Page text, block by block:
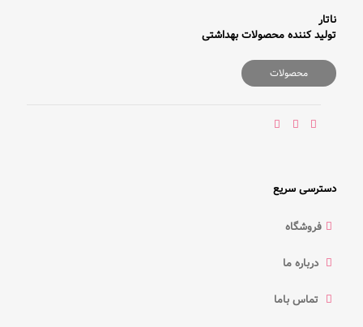
ناتار
تولید کننده محصولات بهداشتی
محصولات
دسترسی سریع
فروشگاه
درباره ما
تماس باما